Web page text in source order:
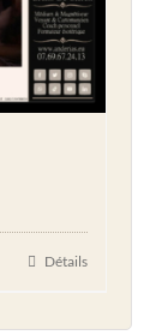
Détails